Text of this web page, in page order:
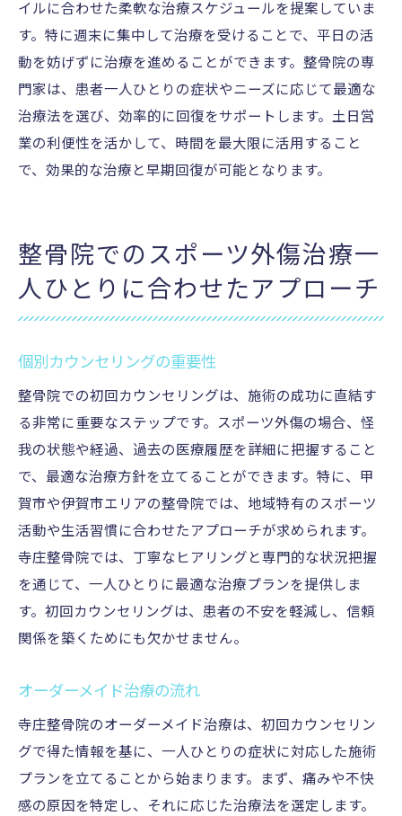
イルに合わせた柔軟な治療スケジュールを提案していま
す。特に週末に集中して治療を受けることで、平日の活
動を妨げずに治療を進めることができます。整骨院の専
門家は、患者一人ひとりの症状やニーズに応じて最適な
治療法を選び、効率的に回復をサポートします。土日営
業の利便性を活かして、時間を最大限に活用すること
で、効果的な治療と早期回復が可能となります。
整骨院でのスポーツ外傷治療一
人ひとりに合わせたアプローチ
個別カウンセリングの重要性
整骨院での初回カウンセリングは、施術の成功に直結す
る非常に重要なステップです。スポーツ外傷の場合、怪
我の状態や経過、過去の医療履歴を詳細に把握すること
で、最適な治療方針を立てることができます。特に、甲
賀市や伊賀市エリアの整骨院では、地域特有のスポーツ
活動や生活習慣に合わせたアプローチが求められます。
寺庄整骨院では、丁寧なヒアリングと専門的な状況把握
を通じて、一人ひとりに最適な治療プランを提供しま
す。初回カウンセリングは、患者の不安を軽減し、信頼
関係を築くためにも欠かせません。
オーダーメイド治療の流れ
寺庄整骨院のオーダーメイド治療は、初回カウンセリン
グで得た情報を基に、一人ひとりの症状に対応した施術
プランを立てることから始まります。まず、痛みや不快
感の原因を特定し、それに応じた治療法を選定します。